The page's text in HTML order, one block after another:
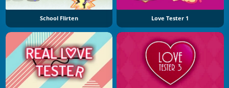
School Flirten Love Tester 1